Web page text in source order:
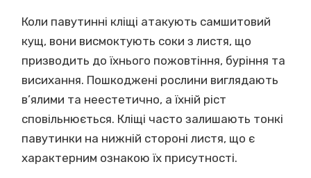
Коли павутинні кліщі атакують самшитовий
кущ, вони висмоктують соки з листя, що
призводить до їхнього пожовтіння, буріння та
висихання. Пошкоджені рослини виглядають
в’ялими та неестетично, а їхній ріст
сповільнюється. Кліщі часто залишають тонкі
павутинки на нижній стороні листя, що є
характерним ознакою їх присутності.